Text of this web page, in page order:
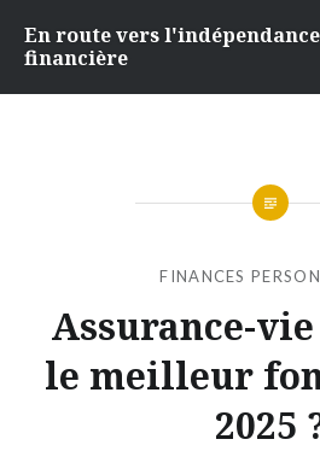
En route vers l'indépendance
financière
FINANCES
Assurance-
le meilleur
2025